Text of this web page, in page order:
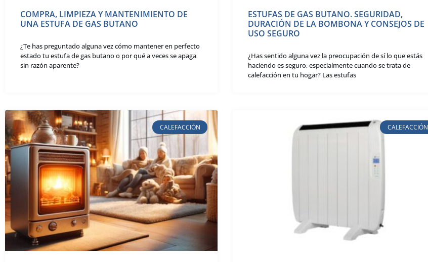
COMPRA, LIMPIEZA Y MANTENIMIENTO DE
UNA ESTUFA DE GAS BUTANO
¿Te has preguntado alguna vez cómo mantener en perfecto
estado tu estufa de gas butano o por qué a veces se apaga
sin razón aparente?
ESTUFAS DE GAS BUTANO. SEGURIDAD,
DURACIÓN DE LA BOMBONA Y CONSEJOS DE
USO SEGURO
¿Has sentido alguna vez la preocupación de sí lo que estás
haciendo es seguro, especialmente cuando se trata de
calefacción en tu hogar? Las estufas
CALEFACCIÓN CALEFACCIÓN